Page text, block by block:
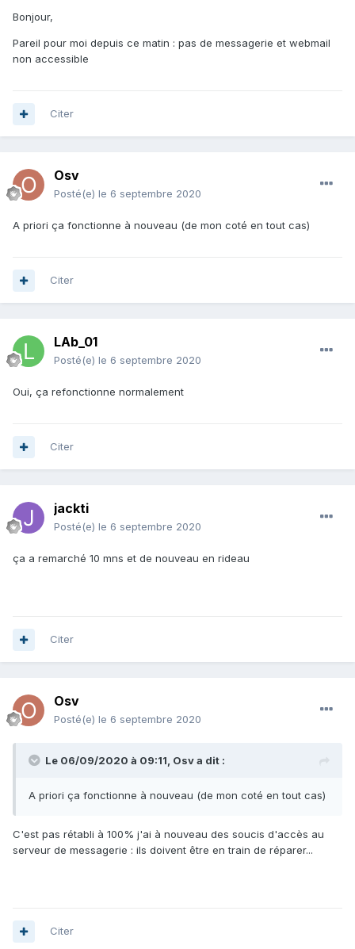
Bonjour,
Pareil pour moi depuis ce matin : pas de messagerie et webmail
non accessible
Citer
Osv
Posté(e) le 6 septembre 2020
A priori ça fonctionne à nouveau (de mon coté en tout cas)
Citer
LAb_01
Posté(e) le 6 septembre 2020
Oui, ça refonctionne normalement
Citer
jackti
Posté(e) le 6 septembre 2020
ça a remarché 10 mns et de nouveau en rideau
Citer
Osv
Posté(e) le 6 septembre 2020
Le 06/09/2020 à 09:11, Osva dit :
A priori ça fonctionne à nouveau (de mon coté en tout cas)
C'est pas rétabli à 100% j'ai à nouveau des soucis d'accès au
serveur de messagerie : ils doivent être en train de réparer...
Citer